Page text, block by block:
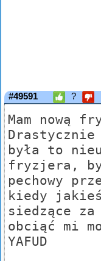
#49591 ?
Mam nową
Drastycznie
była to
fryzjera,
pechowy
kiedy
siedzące za
obciąć mi
YAFUD